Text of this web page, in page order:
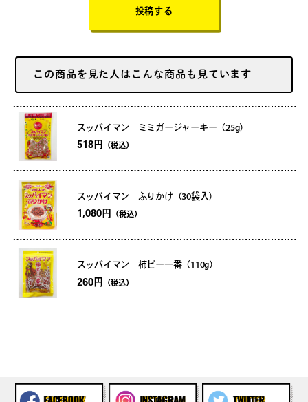
投稿する
この商品を見た人はこんな商品も見ています
スッパイマン ミミガージャーキー（25g）
518円 （税込）
スッパイマン ふりかけ（30袋入）
1,080円 （税込）
スッパイマン 柿ピー一番（110g）
260円 （税込）